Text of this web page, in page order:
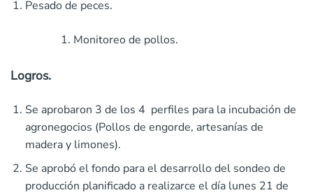
Pesado de peces.
Monitoreo de pollos.
Logros.
Se aprobaron 3 de los 4 perfiles para la incubación de
agronegocios (Pollos de engorde, artesanías de
madera y limones).
Se aprobó el fondo para el desarrollo del sondeo de
producción planificado a realizarce el día lunes 21 de